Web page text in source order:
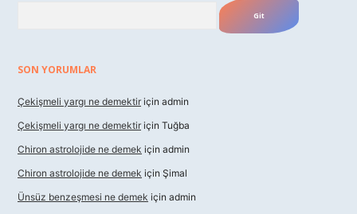
SON YORUMLAR
Çekişmeli yargı ne demektir için admin
Çekişmeli yargı ne demektir için Tuğba
Chiron astrolojide ne demek için admin
Chiron astrolojide ne demek için Şimal
Ünsüz benzeşmesi ne demek için admin